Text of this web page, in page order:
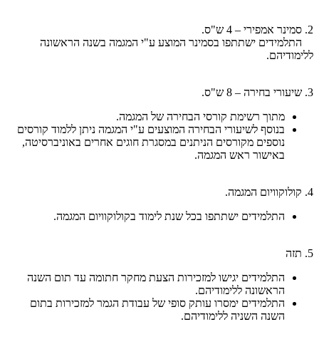
2. סמינר אמפירי – 4 ש"ס.
התלמידים ישתתפו בסמינר המוצע ע"י המגמה בשנה הראשונה
ללימודיהם.
3. שיעורי בחירה – 8 ש"ס.
מתוך רשימת קורסי הבחירה של המגמה.
בנוסף לשיעורי הבחירה המוצעים ע"י המגמה ניתן ללמוד קורסים
נוספים מקורסים הניתנים במסגרת חוגים אחרים באוניברסיטה,
באישור ראש המגמה.
4. קולוקוויום המגמה.
התלמידים ישתתפו בכל שנת לימוד בקולוקוויום המגמה.
5. תזה
התלמידים יגישו למזכירות הצעת מחקר חתומה עד תום השנה
הראשונה ללימודיהם.
התלמידים ימסרו עותק סופי של עבודת הגמר למזכירות בתום
השנה השניה ללימודיהם.